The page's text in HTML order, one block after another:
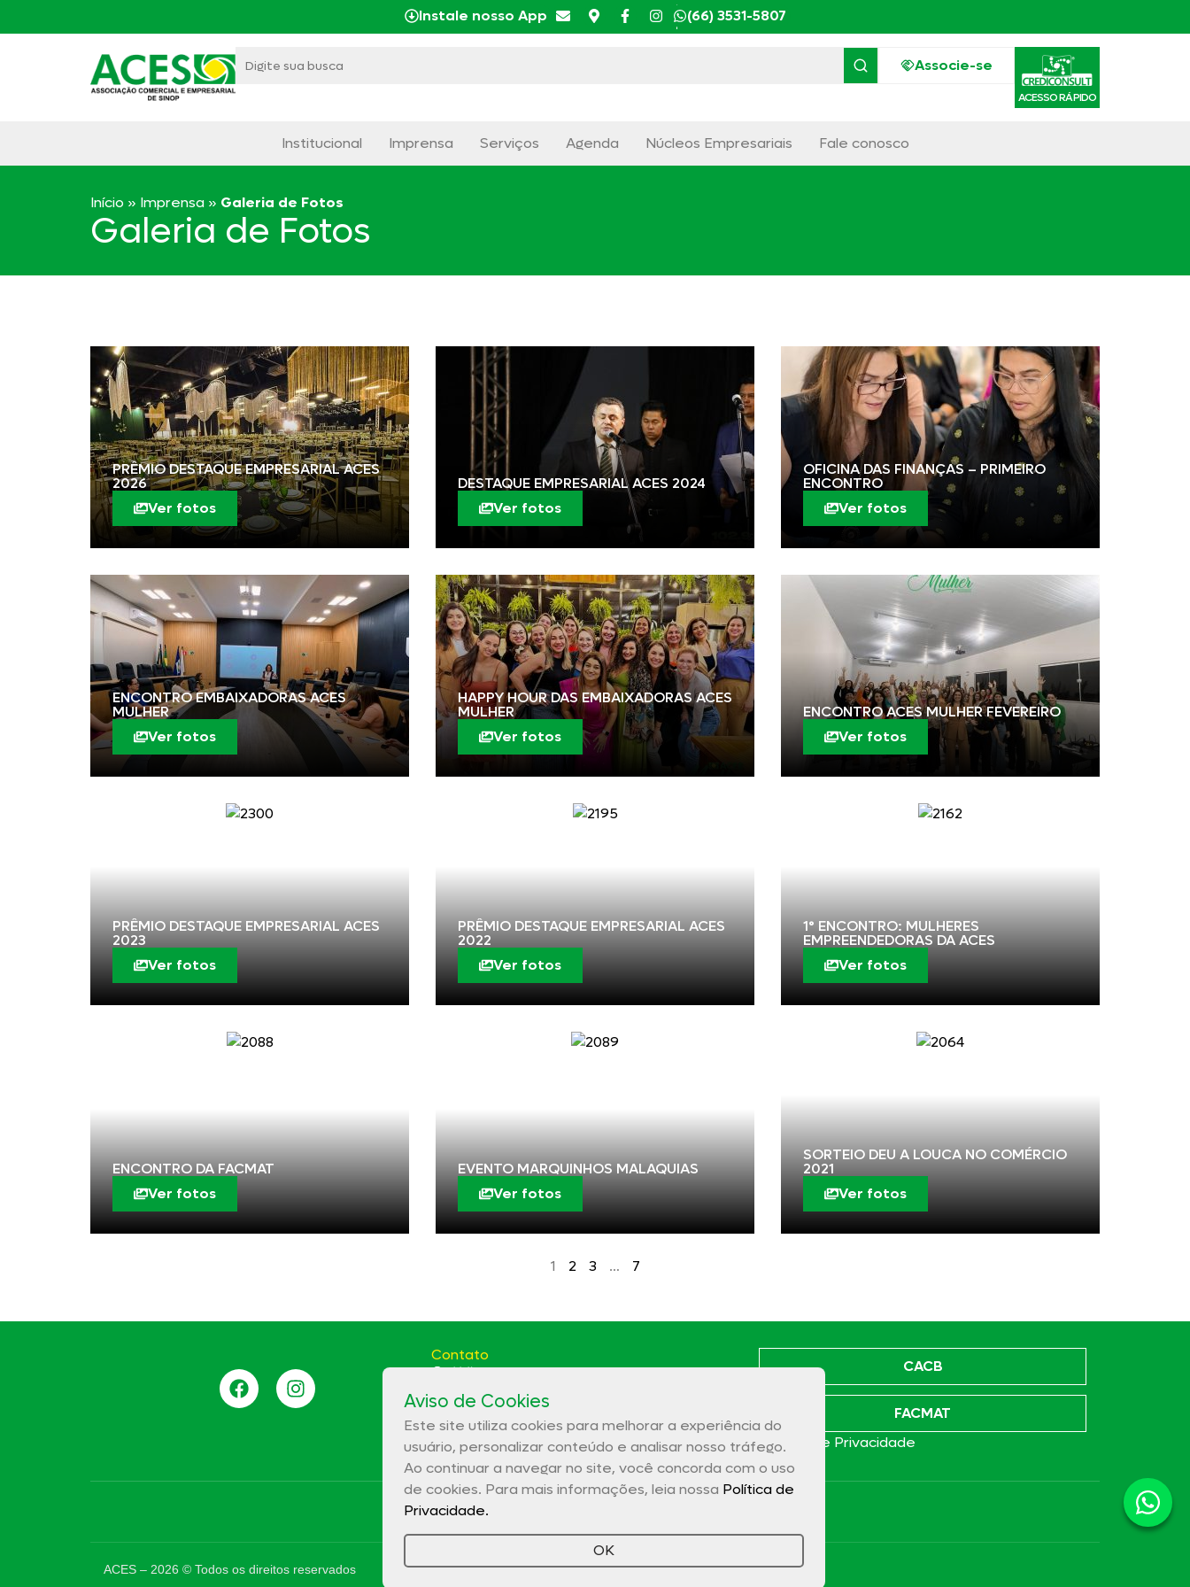
Instale nosso App (66) 3531-5807
Associe-se
ACESSO RÁPIDO
Institucional Imprensa Serviços Agenda Núcleos Empresariais Fale conosco
Início » Imprensa » Galeria de Fotos
Galeria de Fotos
PRÊMIO DESTAQUE EMPRESARIAL ACES
2026
Ver fotos
DESTAQUE EMPRESARIAL ACES 2024
Ver fotos
OFICINA DAS FINANÇAS – PRIMEIRO
ENCONTRO
Ver fotos
ENCONTRO EMBAIXADORAS ACES
MULHER
Ver fotos
HAPPY HOUR DAS EMBAIXADORAS ACES
MULHER
Ver fotos
ENCONTRO ACES MULHER FEVEREIRO
Ver fotos
PRÊMIO DESTAQUE EMPRESARIAL ACES
2023
Ver fotos
PRÊMIO DESTAQUE EMPRESARIAL ACES
2022
Ver fotos
1° ENCONTRO: MULHERES
EMPREENDEDORAS DA ACES
Ver fotos
ENCONTRO DA FACMAT
Ver fotos
EVENTO MARQUINHOS MALAQUIAS
Ver fotos
SORTEIO DEU A LOUCA NO COMÉRCIO
2021
Ver fotos
1 2 3 … 7
Contato
(66) 3531-5807
Av. das Itaúbas, 2331 St. Comercial Sinop - MT CEP:
78556-100
aces@aces.org.br
CACB
FACMAT
Política de Privacidade
Associação Comercial e Empresarial de Sinop – ACES
32.944.910/0001-19
ACES – 2026 © Todos os direitos reservados
Aviso de Cookies
Este site utiliza cookies para melhorar a experiência do
usuário, personalizar conteúdo e analisar nosso tráfego.
Ao continuar a navegar no site, você concorda com o uso
de cookies. Para mais informações, leia nossa Política de
Privacidade.
OK